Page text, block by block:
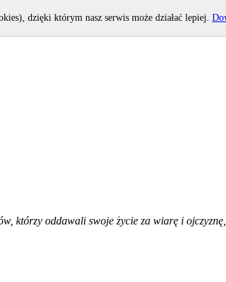
którzy oddawali swoje życie za wiarę i
dzięki którym nasz serwis może działać lepiej.